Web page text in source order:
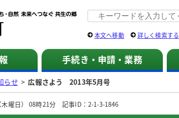
佐用町 公式ホームページ
本文へ移動 詳しく検索する
手続き・申請・業務
らせ >広報さよう 2013年5月号
曜日） 08時21分 記事ID：2-1-3-1846